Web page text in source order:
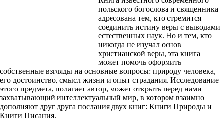
польского богослова и священника
адресована тем, кто стремится
соединить истину веры с выводами
естественных наук. Но и тем, кто
никогда не изучал основ
христианской веры, эта книга
может помочь оформить
собственные взгляды на основные вопросы: природу человека,
его достоинство, смысл жизни и опыт страдания. Исследование
этого предмета, полагает автор, может открыть перед нами
захватывающий интеллектуальный мир, в котором взаимно
дополняют друг друга послания двух книг: Книги Природы и
Книги Писания.